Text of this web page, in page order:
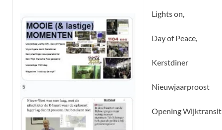
Lights on,
Day of Peace,
Kerstdiner
Nieuwjaarproost
Opening